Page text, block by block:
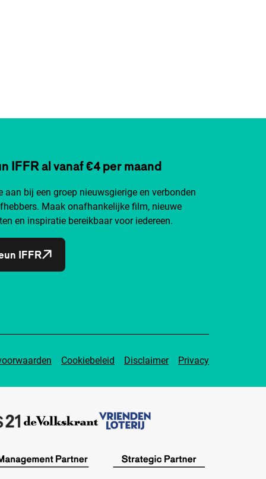
IFFR al vanaf €4 per maand
aan bij een groep nieuwsgierige en verbonden
Maak onafhankelijke film, nieuwe
en inspiratie bereikbaar voor iedereen.
IFFR
Cookiebeleid Disclaimer Privacy